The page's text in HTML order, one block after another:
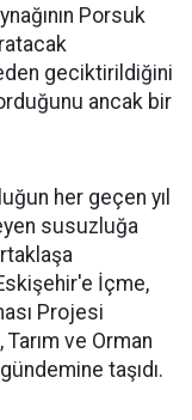
Porsuk
geciktirildiğini
ancak bir
her geçen yıl
susuzluğa
İçme,
Projesi
ve Orman
taşıdı.